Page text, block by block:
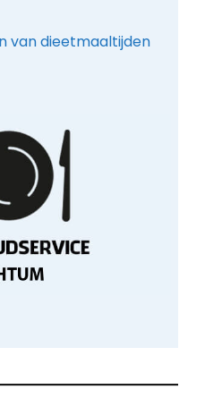
van dieetmaaltijden